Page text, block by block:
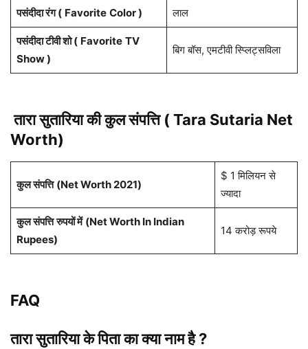
पसंदीदा रंग ( Favorite Color ) लाल
पसंदीदा टीवी शो ( Favorite TV
Show )
बिग बॉस, एमटीवी स्प्लिट्सविला
तारा सुतारियाकी कुल संपत्ति ( Tara Sutaria Net
Worth)
कुल संपत्ति (Net Worth 2021)
$ 1 मिलियन से
ज्यादा
कुल संपत्ति रुपयों में (Net Worth In Indian
Rupees)
14 करोड़ रूपये
FAQ
तारा सुतारिया के पिता का क्या नाम है ?